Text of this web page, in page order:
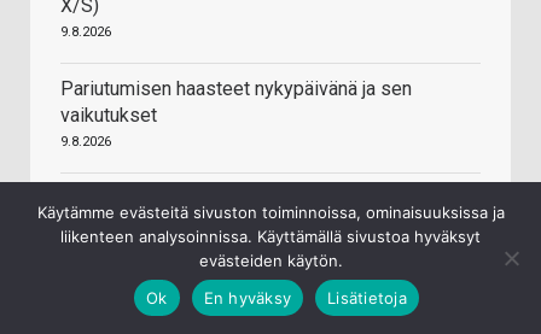
X/S)
9.8.2026
Pariutumisen haasteet nykypäivänä ja sen
vaikutukset
9.8.2026
määräytyminen, yms yleinen keskustelu aiheesta
NAS rakentelut
Käytämme evästeitä sivuston toiminnoissa, ominaisuuksissa ja
liikenteen analysoinnissa. Käyttämällä sivustoa hyväksyt
evästeiden käytön.
Ok
En hyväksy Lisätietoja